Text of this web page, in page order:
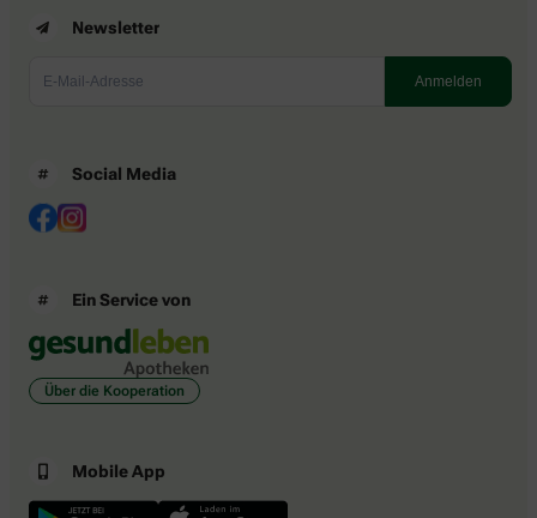
Newsletter
Social Media
Ein Service von
Über die Kooperation
Mobile App